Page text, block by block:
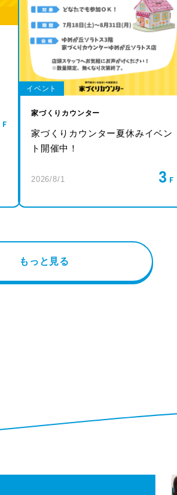
イベント
家づくりカウンター
家づくりカウンター夏休みイベン
ト開催中！
2026/8/1 3
もっと見る